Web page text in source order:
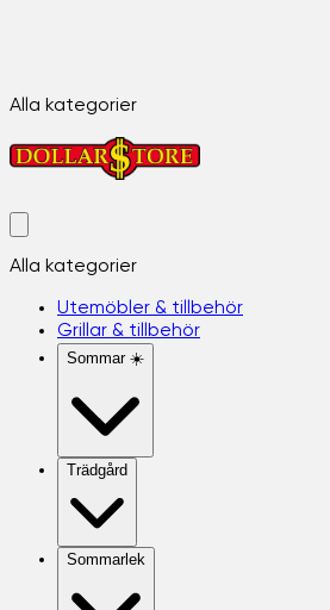
Alla kategorier
Alla kategorier
Utemöbler & tillbehör
Grillar & tillbehör
Sommar ☀️
Trädgård
Sommarlek